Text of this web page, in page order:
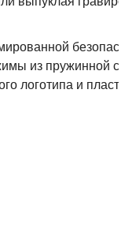
из пружинной
логотипа и